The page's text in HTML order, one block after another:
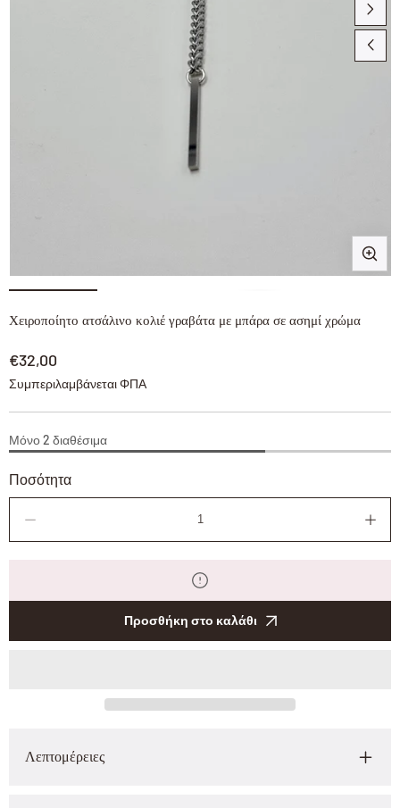
el.products.product.media.open_media
Χειροποίητο ατσάλινο κολιέ γραβάτα με μπάρα σε ασημί χρώμα
Κανονική
€32,00
Συμπεριλαμβάνεται ΦΠΑ
Μόνο 2 διαθέσιμα
Ποσότητα
ποσότητας
Προσθήκη στο καλάθι
Λεπτομέρειες